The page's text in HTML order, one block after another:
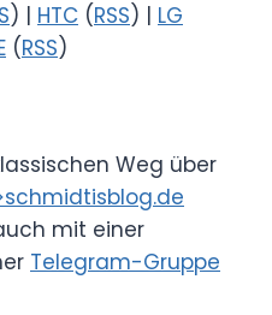
) | HTC (RSS) | LG
(RSS)
Weg über
mit einer
Telegram-Gruppe